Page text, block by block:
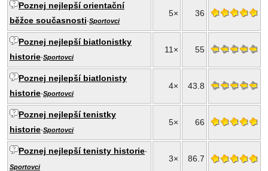
Poznej nejlepší orientační
běžce současnosti-Sportovci
5× 36
Poznej nejlepší biatlonistky
historie-Sportovci
11× 55
Poznej nejlepší biatlonisty
historie-Sportovci
4× 43.8
Poznej nejlepší tenistky
historie-Sportovci
5× 66
Poznej nejlepší tenisty historie-
Sportovci
3× 86.7